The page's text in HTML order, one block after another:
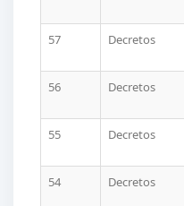
57
Decretos
56
Decretos
55
Decretos
54
Decretos